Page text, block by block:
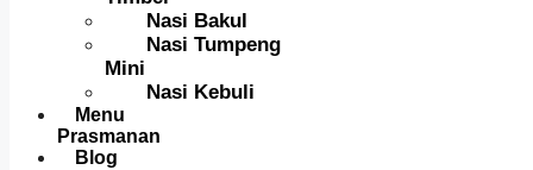
Nasi Bakul
Nasi Tumpeng
Mini
Nasi Kebuli
Menu
Prasmanan
Blog